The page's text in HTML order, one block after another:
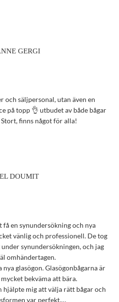
GERGI
och säljpersonal, utan även en
på topp 👌 utbudet av både bågar
finns något för alla!
DOUMIT
få en synundersökning och nya
vänlig och professionell. De tog
synundersökningen, och jag
omhändertagen.
glasögon. Glasögonbågarna är
bekväma att bära.
hjälpte mig att välja rätt bågar och
var perfekt.